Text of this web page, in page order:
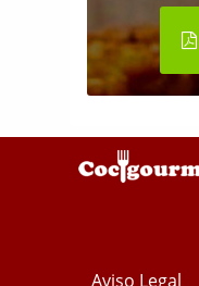
Aviso Legal